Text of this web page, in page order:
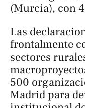
(Murcia), con
Las
frontalmente
sectores
500
Madrid para